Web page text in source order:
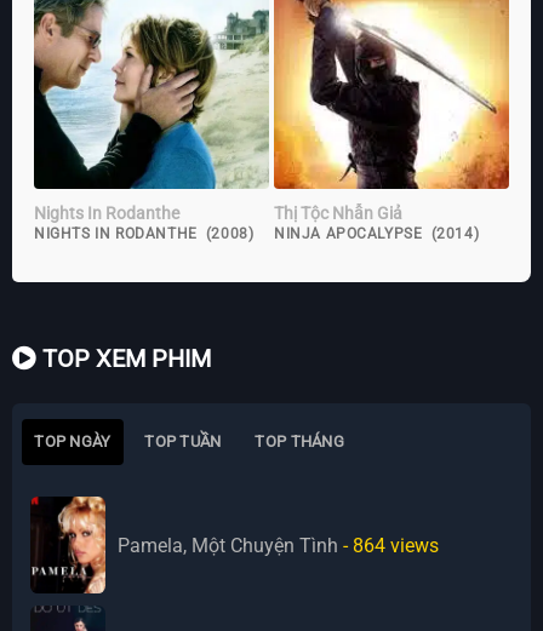
Nights In Rodanthe
NIGHTS IN RODANTHE (2008)
Thị Tộc Nhẫn Giả
NINJA APOCALYPSE (2014)
TOP XEM PHIM
TOP NGÀY TOP TUẦN TOP THÁNG
Pamela, Một Chuyện Tình - 864 views